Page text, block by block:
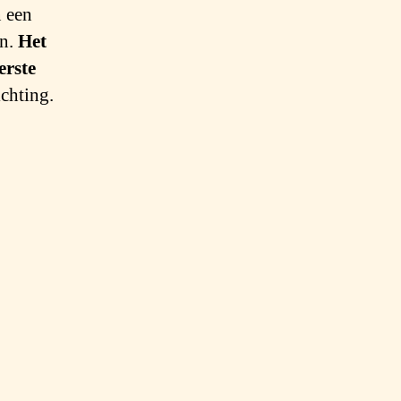
Het